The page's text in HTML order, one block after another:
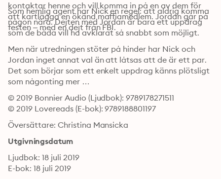
kontaktar henne och vill komma in på en av dem för
att kartlägga en ökänd maffiamedlem. Jordan går på
festen – med en dejt från FBI.
Som hemlig agent har Nick en regel: att aldrig komma
någon nära. Dejten med Jordan är bara ett uppdrag
som de båda vill ha avklarat så snabbt som möjligt.
Men när utredningen stöter på hinder har Nick och
Jordan inget annat val än att låtsas att de är ett par.
Det som börjar som ett enkelt uppdrag känns plötsligt
som någonting mer …
© 2019 Bonnier Audio (Ljudbok): 9789178271511
© 2019 Lovereads (E-bok): 9789188801197
Översättare: Christina Mansicka
Utgivningsdatum
Ljudbok: 18 juli 2019
E-bok: 18 juli 2019